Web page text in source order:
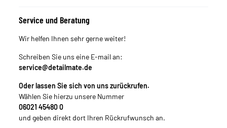
Service und Beratung
Wir helfen Ihnen sehr gerne weiter!
Schreiben Sie uns eine E-mail an:
service@detailmate.de
Oder lassen Sie sich von uns zurückrufen.
Wählen Sie hierzu unsere Nummer
06021 45480 0
und geben direkt dort Ihren Rückrufwunsch an.